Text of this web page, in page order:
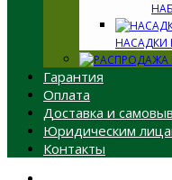
Гарантия
Оплата
Доставка и
Юридическим
Контакты